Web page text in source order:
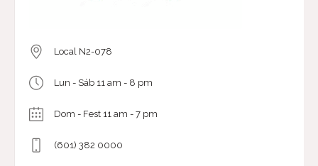
Local N2-078
Lun - Sáb 11 am - 8 pm
Dom - Fest 11 am - 7 pm
(601) 382 0000